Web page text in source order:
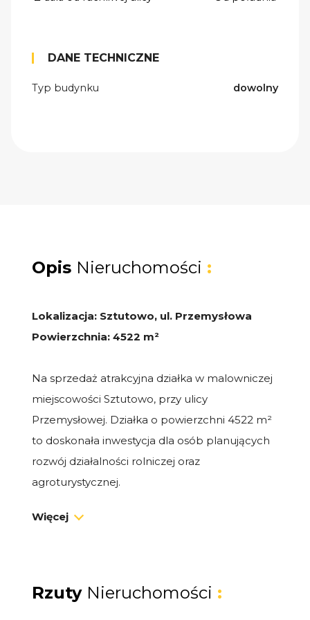
DANE TECHNICZNE
Typ budynku dowolny
Opis Nieruchomości :
Lokalizacja: Sztutowo, ul. Przemysłowa
Powierzchnia: 4522 m²
Na sprzedaż atrakcyjna działka w malowniczej
miejscowości Sztutowo, przy ulicy
Przemysłowej. Działka o powierzchni 4522 m²
to doskonała inwestycja dla osób planujących
rozwój działalności rolniczej oraz
agroturystycznej.
Lokalizacja
Sztutowa - ul. Gdańskiej. Dzięki temu przyszli
właściciele będą mogli cieszyć się ciszą i
Więcej
Rzuty Nieruchomości :